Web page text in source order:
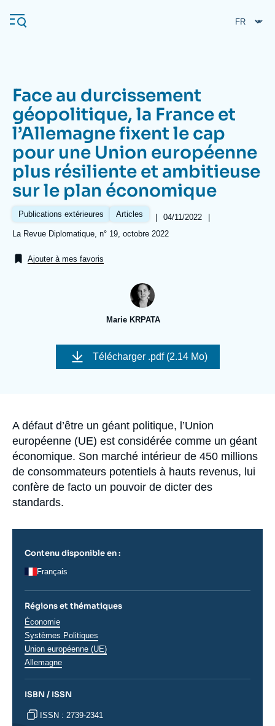
au
contenu
Navigation
principale
L'Ifri
Analyses
Événements
Nous soutenir
À propos de l'Ifri
L'Ifri en bref
Recherches fréquentes
Proche-Orient
Face au durcissement
géopolitique, la France et
l’Allemagne fixent le cap
pour une Union européenne
plus résiliente et ambitieuse
sur le plan économique
Publications extérieures Articles |
Date
de
04/11/2022
|
Références
La Revue Diplomatique, n° 19, octobre 2022
Ajouter à mes favoris
Marie KRPATA
Image
couverture
Télécharger .pdf (2.14 Mo)
Accroche
A défaut d’être un géant politique, l’Union
européenne (UE) est considérée comme un géant
économique. Son marché intérieur de 450 millions
de consommateurs potentiels à hauts revenus, lui
confère de facto un pouvoir de dicter des
standards.
Contenu disponible en :
Français
Régions et thématiques
Thématiques
analyses
Économie
Systèmes Politiques
Union européenne (UE)
Régions
Allemagne
ISBN / ISSN
ISSN : 2739-2341